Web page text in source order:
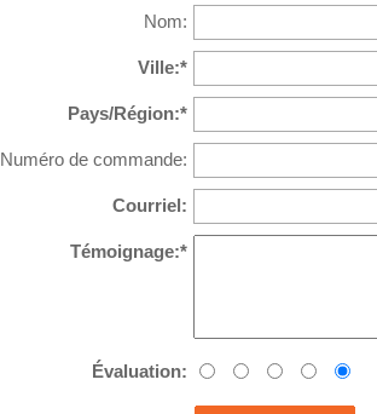
Nom:
Ville:*
Pays/Région:*
Numéro de commande:
Courriel:
Témoignage:*
Évaluation: